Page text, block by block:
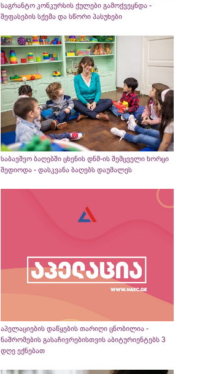
საგრანტო კონკურსის ქულები გამოქვეყნდა -
შეფასების სქემა და სწორი პასუხები
საბავშვო ბაღებში ცხენის დნმ-ის შემცველი ხორცი
შედიოდა - დასკვანა ბაღებს დაუმალეს
აპელაციების დაწყების თარიღი ცნობილია -
ნაშრომების გასაჩივრებისთვის აბიტურიენტებს 3
დღე ექნებათ